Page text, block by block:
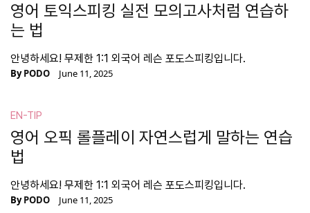
영어 토익스피킹 실전 모의고사처럼 연습하
는 법
안녕하세요! 무제한 1:1 외국어 레슨 포도스피킹입니다.
ByPODO June 11, 2025
EN-TIP
영어 오픽 롤플레이 자연스럽게 말하는 연습
법
안녕하세요! 무제한 1:1 외국어 레슨 포도스피킹입니다.
ByPODO June 11, 2025